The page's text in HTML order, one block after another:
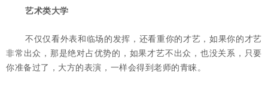
艺术类大学
不仅仅看外表和临场的发挥，还看重你的才艺，如果你的才艺
非常出众，那是绝对占优势的，如果才艺不出众，也没关系，只要
你准备过了，大方的表演，一样会得到老师的青睐。